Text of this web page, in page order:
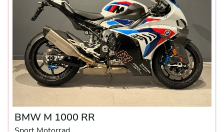
BMW M 1000 RR